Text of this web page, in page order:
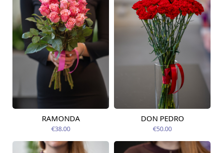
Pieejams šodien
RAMONDA
€38.00
Pieejams šodien
DON PEDRO
€50.00